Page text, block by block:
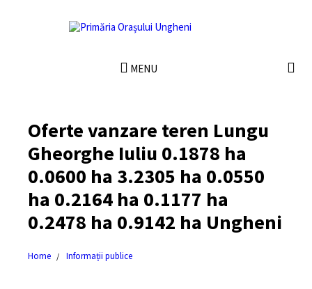
MENU
Oferte vanzare teren Lungu
Gheorghe Iuliu 0.1878 ha
0.0600 ha 3.2305 ha 0.0550
ha 0.2164 ha 0.1177 ha
0.2478 ha 0.9142 ha Ungheni
Home Informații publice